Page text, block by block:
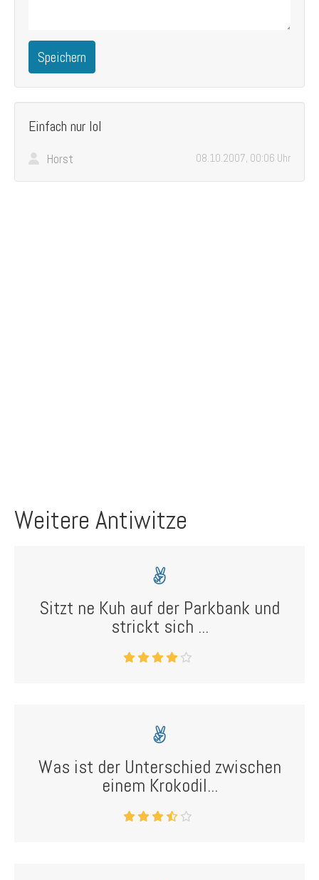
Speichern
Einfach nur lol
Horst 08.10.2007, 00:06 Uhr
Weitere Antiwitze
Sitzt ne Kuh auf der Parkbank und
strickt sich ...
Was ist der Unterschied zwischen
einem Krokodil...